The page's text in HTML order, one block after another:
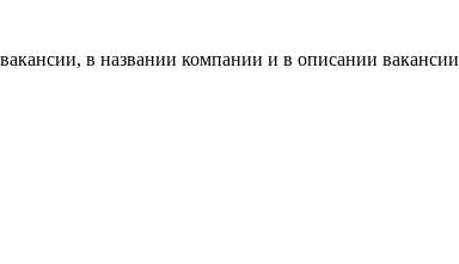
в названии компании и в описании вакансии